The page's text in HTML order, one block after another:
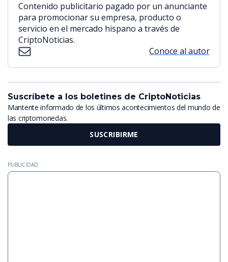
Contenido publicitario pagado por un anunciante
para promocionar su empresa, producto o
servicio en el mercado hispano a través de
CriptoNoticias.
Conoce al autor
Suscríbete a los boletines de CriptoNoticias
Mantente informado de los últimos acontecimientos del mundo de
las criptomonedas.
SUSCRIBIRME
PUBLICIDAD